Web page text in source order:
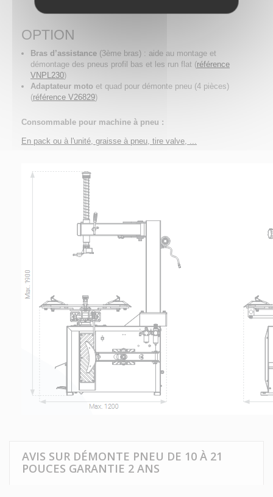
OPTION
Bras d’assistance (3ème bras) : aide au montage et
démontage des pneus profil bas et les run flat (référence
VNPL230)
Adaptateur moto et quad pour démonte pneu (4 pièces)
(référence V26829)
Consommable pour machine à pneu :
En pack ou à l'unité, graisse à pneu, tire valve, ...
AVIS SUR DÉMONTE PNEU DE 10 À 21
POUCES GARANTIE 2 ANS